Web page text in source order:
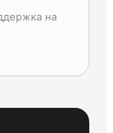
на